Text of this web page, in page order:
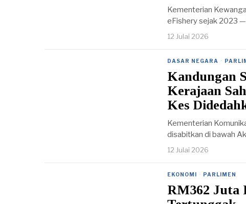
Kementerian
eFishery sejak 2023
12 Julai 2026
DASAR NEGARA ·
Kandungan
Kerajaan
Kes
Kementerian
disabitkan di bawah
12 Julai 2026
EKONOMI · PARLIMEN
RM362 Juta